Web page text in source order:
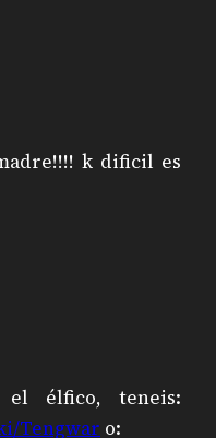
k dificil es
el élfico, teneis:
Tengwar o: